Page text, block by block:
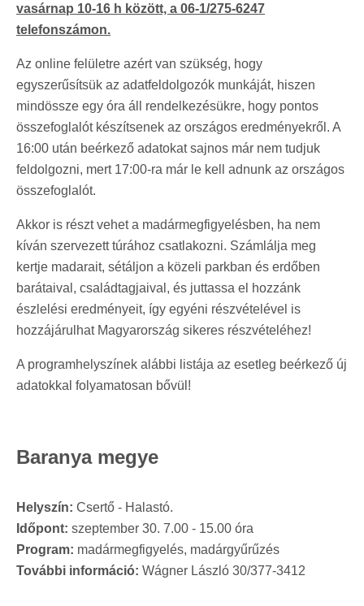
vasárnap 10-16 h között, a 06-1/275-6247
telefonszámon.
Az online felületre azért van szükség, hogy
egyszerűsítsük az adatfeldolgozók munkáját, hiszen
mindössze egy óra áll rendelkezésükre, hogy pontos
összefoglalót készítsenek az országos eredményekről. A
16:00 után beérkező adatokat sajnos már nem tudjuk
feldolgozni, mert 17:00-ra már le kell adnunk az országos
összefoglalót.
Akkor is részt vehet a madármegfigyelésben, ha nem
kíván szervezett túrához csatlakozni. Számlálja meg
kertje madarait, sétáljon a közeli parkban és erdőben
barátaival, családtagjaival, és juttassa el hozzánk
észlelési eredményeit, így egyéni részvételével is
hozzájárulhat Magyarország sikeres részvételéhez!
A programhelyszínek alábbi listája az esetleg beérkező új
adatokkal folyamatosan bővül!
Baranya megye
Helyszín: Csertő - Halastó.
Időpont: szeptember 30. 7.00 - 15.00 óra
Program: madármegfigyelés, madárgyűrűzés
További információ: Wágner László 30/377-3412